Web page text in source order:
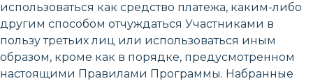
использоваться как средство платежа, каким-либо
другим способом отчуждаться Участниками в
пользу третьих лиц или использоваться иным
образом, кроме как в порядке, предусмотренном
настоящими Правилами Программы. Набранные